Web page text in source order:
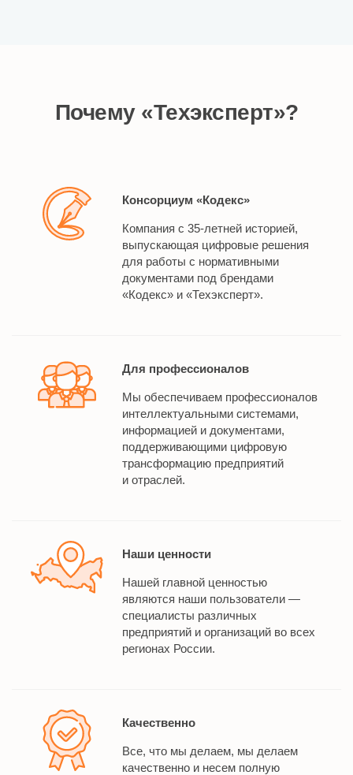
Почему «Техэксперт»?
Консорциум «Кодекс»
Компания с 35-летней историей,
выпускающая цифровые решения
для работы с нормативными
документами под брендами
«Кодекс» и «Техэксперт».
Для профессионалов
Мы обеспечиваем профессионалов
интеллектуальными системами,
информацией и документами,
поддерживающими цифровую
трансформацию предприятий
и отраслей.
Наши ценности
Нашей главной ценностью
являются наши пользователи —
специалисты различных
предприятий и организаций во всех
регионах России.
Качественно
Все, что мы делаем, мы делаем
качественно и несем полную